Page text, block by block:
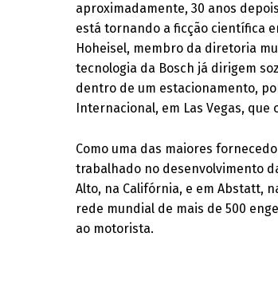
aproximadamente, 30 anos
está tornando a ficção científica
Hoheisel, membro da diretoria
tecnologia da Bosch já dirigem
dentro de um estacionamento,
Internacional, em Las Vegas, que
Como uma das maiores
trabalhado no desenvolvimento
Alto, na Califórnia, e em Abstatt,
rede mundial de mais de 500
ao motorista.